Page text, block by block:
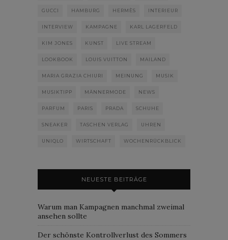
GUCCI HAMBURG HERMÈS INTERIEUR
INTERVIEW KAMPAGNE KARL LAGERFELD
KIM JONES KUNST LIVE STREAM
LOOKBOOK LOUIS VUITTON MAILAND
MARIA GRAZIA CHIURI MEINUNG MUSIK
MUSIKTIPP MÄNNERMODE NEWS
PARFUM PARIS PRADA SCHUHE
SNEAKER TASCHEN VERLAG UHREN
UNIQLO WIRTSCHAFT WOCHENRÜCKBLICK
NEUESTE BEITRÄGE
Warum man Kampagnen manchmal zweimal
ansehen sollte
Der schönste Kontrollverlust des Sommers